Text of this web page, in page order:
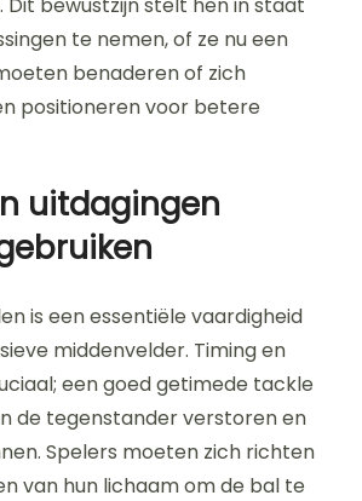
te nemen, of ze nu een
benaderen of zich
positioneren voor betere
uitdagingen
is een essentiële vaardigheid
middenvelder. Timing en
een goed getimede tackle
de tegenstander verstoren en
Spelers moeten zich richten
van hun lichaam om de bal te